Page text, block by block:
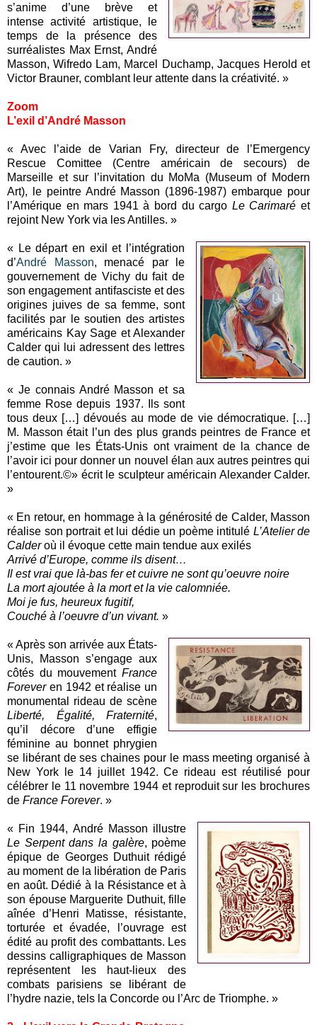
s’anime d’une brève et
intense activité artistique, le
temps de la présence des
surréalistes Max Ernst, André
Masson, Wifredo Lam, Marcel Duchamp, Jacques Herold et
Victor Brauner, comblant leur attente dans la créativité. »
Zoom
L’exil d’André Masson
« Avec l’aide de Varian Fry, directeur de l’Emergency
Rescue Comittee (Centre américain de secours) de
Marseille et sur l’invitation du MoMa (Museum of Modern
Art), le peintre André Masson (1896-1987) embarque pour
l’Amérique en mars 1941 à bord du cargo Le Carimaré et
rejoint New York via les Antilles. »
« Le départ en exil et l’intégration
d’André Masson, menacé par le
gouvernement de Vichy du fait de
son engagement antifasciste et des
origines juives de sa femme, sont
facilités par le soutien des artistes
américains Kay Sage et Alexander
Calder qui lui adressent des lettres
de caution. »
« Je connais André Masson et sa
femme Rose depuis 1937. Ils sont
tous deux […] dévoués au mode de vie démocratique. […]
M. Masson était l’un des plus grands peintres de France et
j’estime que les États-Unis ont vraiment de la chance de
l’avoir ici pour donner un nouvel élan aux autres peintres qui
l’entourent.©» écrit le sculpteur américain Alexander Calder.
»
« En retour, en hommage à la générosité de Calder, Masson
réalise son portrait et lui dédie un poème intitulé L’Atelier de
Calderoù il évoque cette main tendue aux exilés
Arrivé d’Europe, comme ils disent…
Il est vrai que là-bas fer et cuivre ne sont qu’oeuvre noire
La mort ajoutée à la mort et la vie calomniée.
Moi je fus, heureux fugitif,
Couché à l’oeuvre d’un vivant. »
« Après son arrivée aux États-
Unis, Masson s’engage aux
côtés du mouvementFrance
Foreveren 1942 et réalise un
monumental rideau de scène
Liberté, Égalité, Fraternité,
qu’il décore d’une effigie
féminine au bonnet phrygien
se libérant de ses chaines pour le mass meeting organisé à
New York le 14 juillet 1942. Ce rideau est réutilisé pour
célébrer le 11 novembre 1944 et reproduit sur les brochures
de France Forever. »
« Fin 1944, André Masson illustre
Le Serpent dans la galère, poème
épique de Georges Duthuit rédigé
au moment de la libération de Paris
en août. Dédié à la Résistance et à
son épouse Marguerite Duthuit, fille
aînée d’Henri Matisse, résistante,
torturée et évadée, l’ouvrage est
édité au profit des combattants. Les
dessins calligraphiques de Masson
représentent les haut-lieux des
combats parisiens se libérant de
l’hydre nazie, tels la Concorde ou l’Arc de Triomphe. »